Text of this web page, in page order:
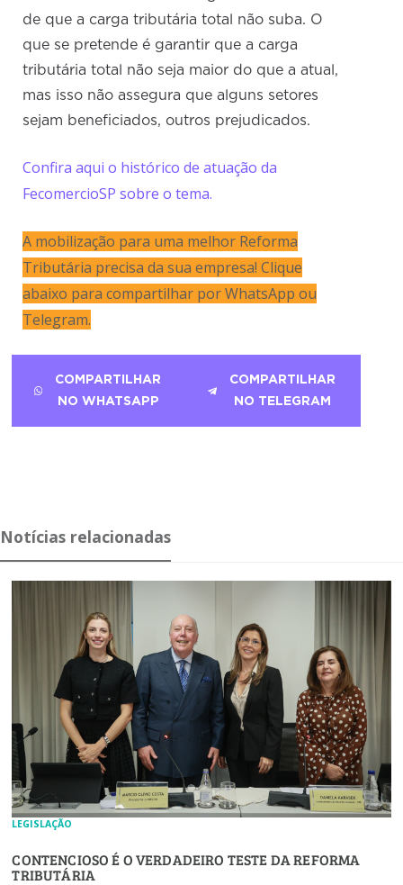
de que a carga tributária total não suba. O
que se pretende é garantir que a carga
tributária total não seja maior do que a atual,
mas isso não assegura que alguns setores
sejam beneficiados, outros prejudicados.
Confira aqui o histórico de atuação da
FecomercioSP sobre o tema.
A mobilização para uma melhor Reforma
Tributária precisa da sua empresa! Clique
abaixo para compartilhar por WhatsApp ou
Telegram.
COMPARTILHAR
NO WHATSAPP
COMPARTILHAR
NO TELEGRAM
Notícias relacionadas
LEGISLAÇÃO
CONTENCIOSO É O VERDADEIRO TESTE DA REFORMA
TRIBUTÁRIA